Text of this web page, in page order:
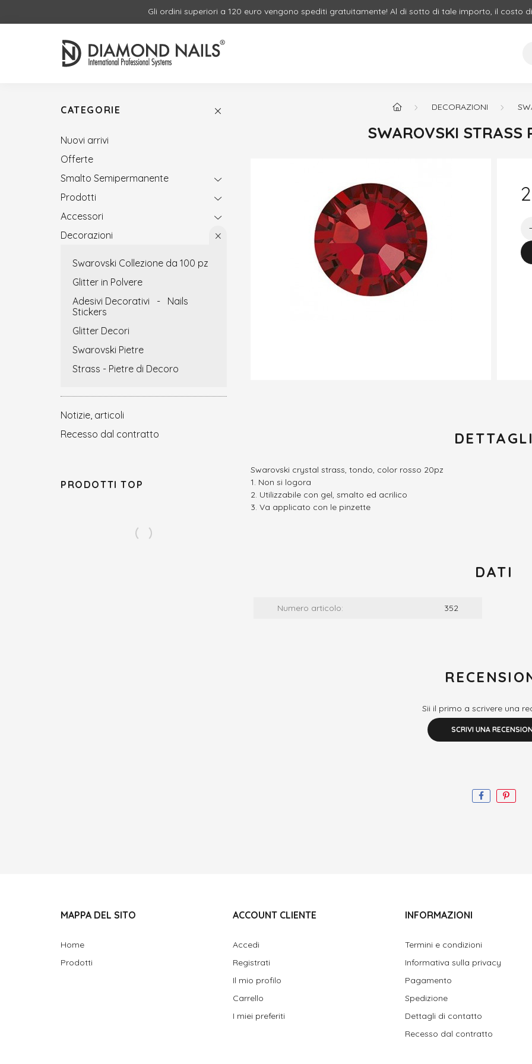
Gli ordini superiori a 120 euro vengono spediti gratuitamente! Al di sotto di tale importo, il costo
CATEGORIE
Nuovi arrivi
Offerte
Smalto Semipermanente
Prodotti
Accessori
Decorazioni
Swarovski Collezione da 100 pz
Glitter in Polvere
Adesivi Decorativi - Nails
Stickers
Glitter Decori
Swarovski Pietre
Strass - Pietre di Decoro
Notizie, articoli
Recesso dal contratto
PRODOTTI TOP
DECORAZIONI
SWAROVSKI STRASS
Swarovski crystal strass, tondo, color rosso 20pz
Non si logora
Utilizzabile con gel, smalto ed acrilico
Va applicato con le pinzette
DATI
Numero articolo: 352
Sii il primo a scrivere una
SCRIVI UNA
MAPPA DEL SITO
Home
Prodotti
ACCOUNT CLIENTE
Accedi
Registrati
Il mio profilo
Carrello
I miei preferiti
INFORMAZIONI
Termini e condizioni
Informativa sulla privacy
Pagamento
Spedizione
Dettagli di contatto
Recesso dal contratto